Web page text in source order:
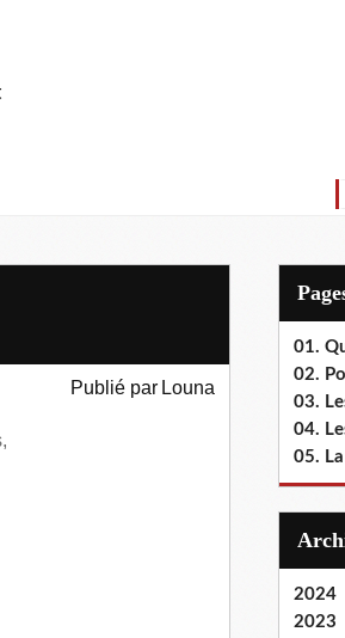
Publié par Louna
01.
02.
03.
04.
05.
2024
2023